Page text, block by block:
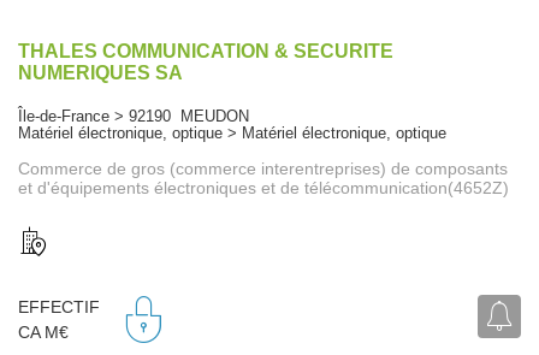
THALES COMMUNICATION & SECURITE
NUMERIQUES SA
Île-de-France > 92190 MEUDON
Matériel électronique, optique > Matériel électronique, optique
Commerce de gros (commerce interentreprises) de composants
et d'équipements électroniques et de télécommunication(4652Z)
EFFECTIF
CA M€